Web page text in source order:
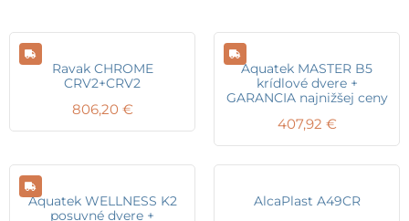
Ravak CHROME
CRV2+CRV2
806,20 €
Aquatek MASTER B5
krídlové dvere +
GARANCIA najnižšej ceny
407,92 €
Aquatek WELLNESS K2
posuvné dvere +
AlcaPlast A49CR